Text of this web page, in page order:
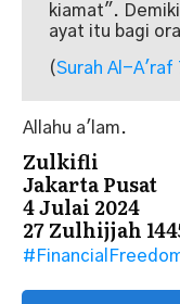
kiamat".
ayat itu bagi
(Surah Al-A'raf
Allahu a'lam.
Zulkifli
Jakarta Pusat
4 Julai 2024
27 Zulhijjah